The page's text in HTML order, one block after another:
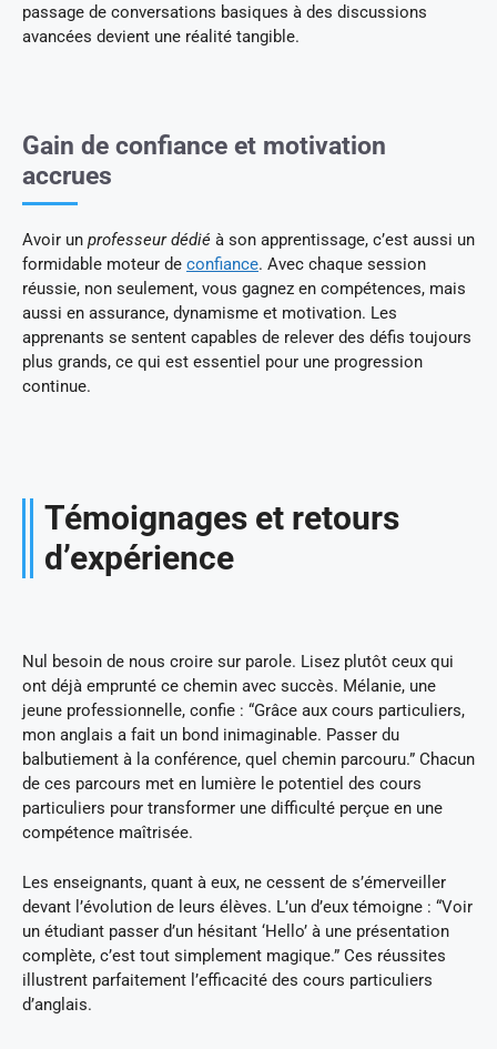
passage de conversations basiques à des discussions
avancées devient une réalité tangible.
Gain de confiance et motivation
accrues
Avoir un professeur dédié à son apprentissage, c’est aussi un
formidable moteur de confiance. Avec chaque session
réussie, non seulement, vous gagnez en compétences, mais
aussi en assurance, dynamisme et motivation. Les
apprenants se sentent capables de relever des défis toujours
plus grands, ce qui est essentiel pour une progression
continue.
Témoignages et retours
d’expérience
Nul besoin de nous croire sur parole. Lisez plutôt ceux qui
ont déjà emprunté ce chemin avec succès. Mélanie, une
jeune professionnelle, confie : “Grâce aux cours particuliers,
mon anglais a fait un bond inimaginable. Passer du
balbutiement à la conférence, quel chemin parcouru.” Chacun
de ces parcours met en lumière le potentiel des cours
particuliers pour transformer une difficulté perçue en une
compétence maîtrisée.
Les enseignants, quant à eux, ne cessent de s’émerveiller
devant l’évolution de leurs élèves. L’un d’eux témoigne : “Voir
un étudiant passer d’un hésitant ‘Hello’ à une présentation
complète, c’est tout simplement magique.” Ces réussites
illustrent parfaitement l’efficacité des cours particuliers
d’anglais.